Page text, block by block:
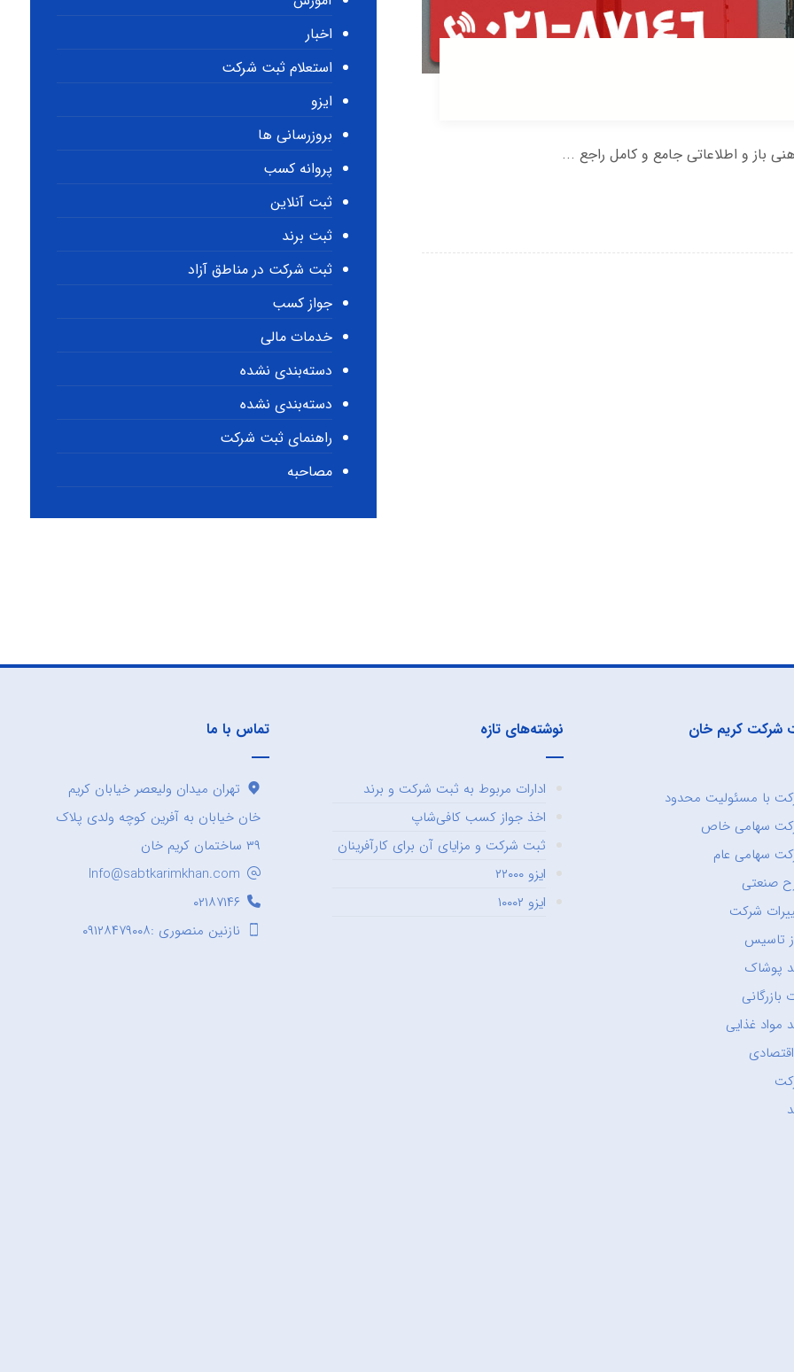
باز و اطلاعاتی جامع و کامل راجع ...
اخبار
استعلام ثبت شرکت
ایزو
بروزرسانی ها
پروانه کسب
ثبت آنلاین
ثبت برند
ثبت شرکت در مناطق آزاد
جواز کسب
خدمات مالی
دسته‌بندی نشده
دسته‌بندی نشده
راهنمای ثبت شرکت
مصاحبه
شرکت کریم خان
با مسئولیت محدود
سهامی خاص
سهامی عام
صنعتی
شرکت
تاسیس
پوشاک
بازرگانی
مواد غذایی
نوشته‌های تازه
ادارات مربوط به ثبت شرکت و برند
اخذ جواز کسب کافی‌شاپ
ثبت شرکت و مزایای آن برای کارآفرینان
ایزو ۲۲۰۰۰
ایزو ۱۰۰۰۲
تماس با ما
تهران میدان ولیعصر خیابان کریم
خان خیابان به آفرین کوچه ولدی پلاک
۳۹ ساختمان کریم خان
Info@sabtkarimkhan.com
۰۲۱۸۷۱۴۶
نازنین منصوری :۰۹۱۲۸۴۷۹۰۰۸